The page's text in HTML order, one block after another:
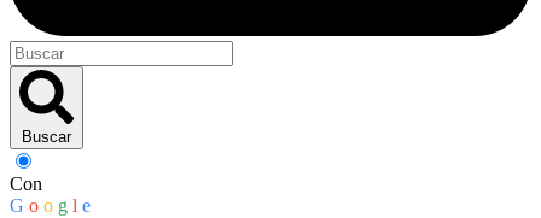
Buscar
Con
G o o g l e